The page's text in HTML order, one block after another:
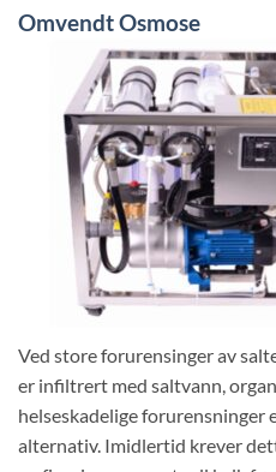
Omvendt Osmose
Ved store forurensinger av
er infiltrert med saltvann,
helseskadelige forurensninger
alternativ. Imidlertid krever